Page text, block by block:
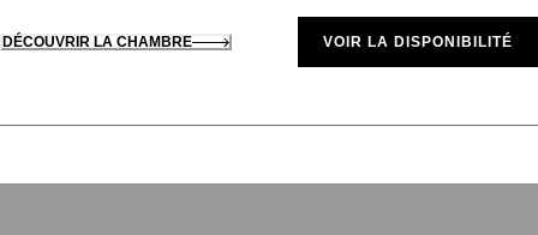
DÉCOUVRIR LA CHAMBRE VOIR LA DISPONIBILITÉ